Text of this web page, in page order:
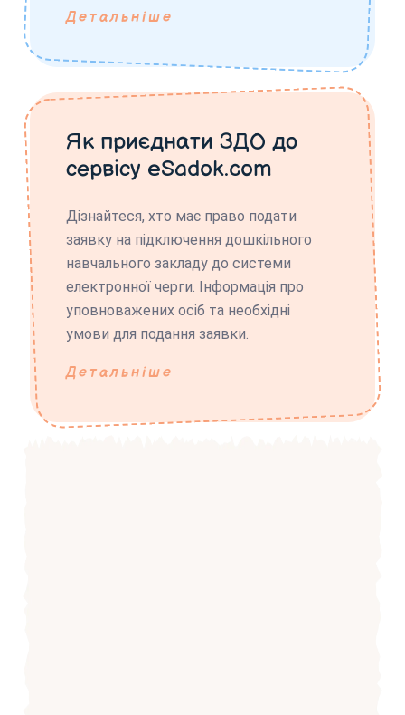
Детальніше
Як приєднати ЗДО до
сервісу eSadok.com
Дізнайтеся, хто має право подати
заявку на підключення дошкільного
навчального закладу до системи
електронної черги. Інформація про
уповноважених осіб та необхідні
умови для подання заявки.
Детальніше